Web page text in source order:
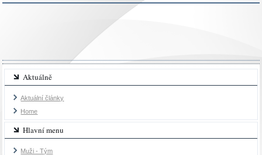
Aktuálně
Aktuální články
Home
Hlavní menu
Muži - Tým